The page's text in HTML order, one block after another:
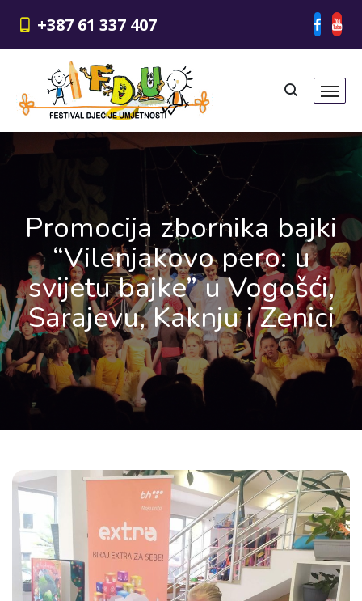
+387 61 337 407
Promocija zbornika bajki
“Vilenjakovo pero: u
svijetu bajke” u Vogošći,
Sarajevu, Kaknju i Zenici